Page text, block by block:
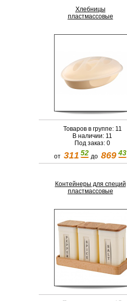
Хлебницы
пластмассовые
Товаров в группе: 11
В наличии: 11
Под заказ: 0
от 311 52до869 43
Контейнеры для специй
пластмассовые